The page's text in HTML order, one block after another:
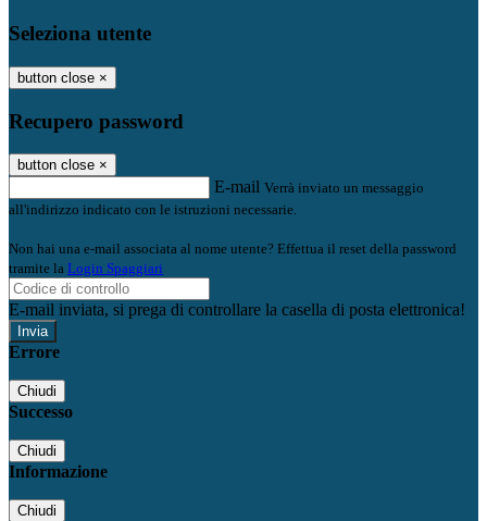
Seleziona utente
button close ×
Recupero password
button close ×
E-mail Verrà inviato un messaggio
all'indirizzo indicato con le istruzioni necessarie.
Non hai una e-mail associata al nome utente? Effettua il reset della password
tramite la Login Spaggiari
E-mail inviata, si prega di controllare la casella di posta elettronica!
Errore
Chiudi
Successo
Chiudi
Informazione
Chiudi